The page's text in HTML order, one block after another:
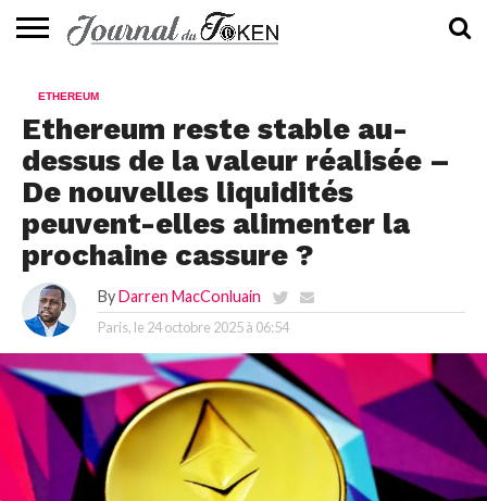
📰
EVALUATION
GUIDE
TENDANCES
À
CONTACTEZ-
ETHEREUM
Ethereum reste stable au-
dessus de la valeur réalisée –
De nouvelles liquidités
peuvent-elles alimenter la
prochaine cassure ?
By Darren MacConluain
Paris, le 24 octobre 2025 à 06:54